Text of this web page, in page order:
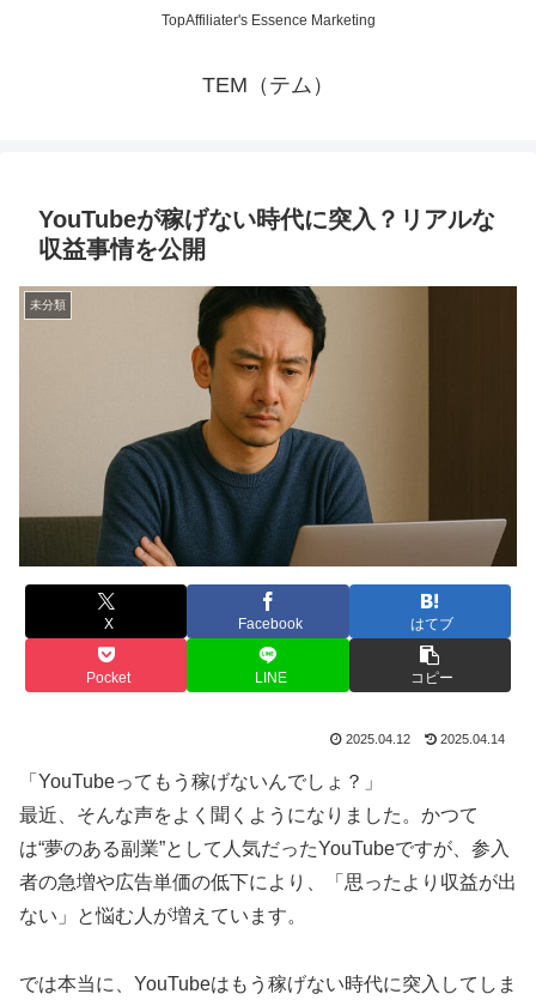
TopAffiliater's Essence Marketing
TEM（テム）
YouTubeが稼げない時代に突入？リアルな
収益事情を公開
未分類
X Facebook はてブ
Pocket LINE コピー
2025.04.12 2025.04.14
「YouTubeってもう稼げないんでしょ？」
最近、そんな声をよく聞くようになりました。かつて
は“夢のある副業”として人気だったYouTubeですが、参入
者の急増や広告単価の低下により、「思ったより収益が出
ない」と悩む人が増えています。
では本当に、YouTubeはもう稼げない時代に突入してしま